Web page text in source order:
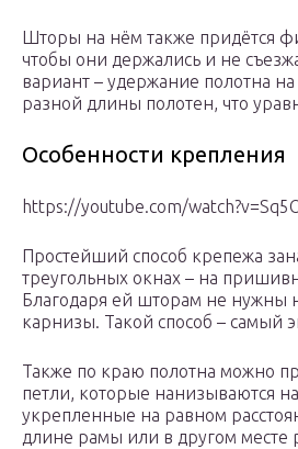
Шторы на нём также придётся
чтобы они держались и не
вариант – удержание полотна на
разной длины полотен, что
Особенности крепления
https://youtube.com/
Простейший способ крепежа
треугольных окнах – на
Благодаря ей шторам не нужны
карнизы. Такой способ – самый
Также по краю полотна можно
петли, которые нанизываются
укрепленные на равном
длине рамы или в другом месте